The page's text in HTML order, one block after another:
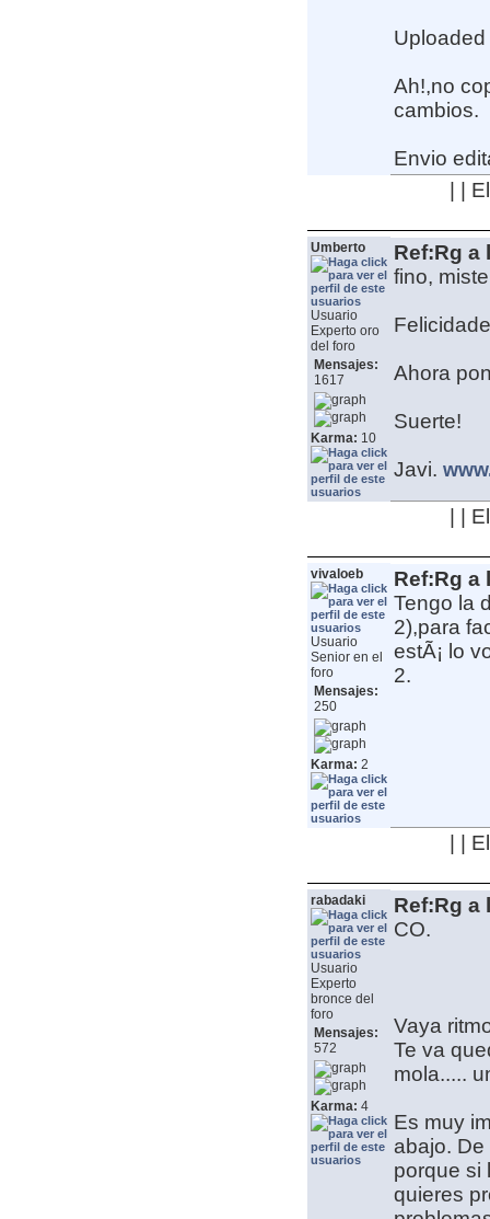
Ah!,no
cambios.
Envio
| |
Umberto
Usuario
Experto oro
del foro
Mensajes:
1617
Karma: 10
Ref:Rg a
fino,
Ahora
Suerte!
Javi.
| |
vivaloeb
Usuario
Senior en el
foro
Mensajes:
250
Karma: 2
Ref:Rg a
Tengo la
2),para
estÃ¡ lo
2.
| |
rabadaki
Usuario
Experto
bronce del
foro
Mensajes:
572
Karma: 4
Ref:Rg a
CO.
Vaya
Te va
mola.....
Es muy
abajo. De
porque si
quieres